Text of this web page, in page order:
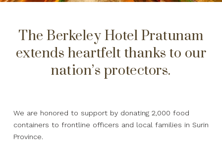
The Berkeley Hotel Pratunam
extends heartfelt thanks to our
nation’s protectors.
We are honored to support by donating 2,000 food
containers to frontline officers and local families in Surin
Province.